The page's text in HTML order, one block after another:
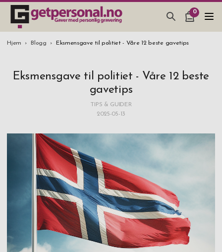
0
GAVER & GADGETS
SMYKKER & ACCESSOARER
BRYLLUPSGAVE 2026
Hjem Blogg Eksmensgave til politiet - Våre 12 beste gavetips
Eksmensgave til politiet - Våre 12 beste
gavetips
TIPS & GUIDER
2025-05-13